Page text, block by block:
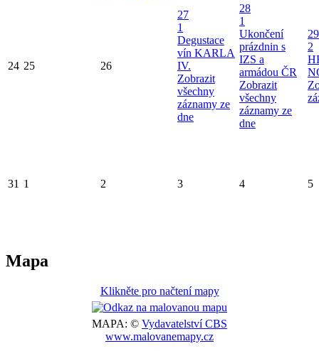
24 25 26
27
1
Degustace
vín KARLA
IV.
Zobrazit
všechny
záznamy ze
dne
28
1
Ukončení
prázdnin s
IZS a
armádou ČR
Zobrazit
všechny
záznamy ze
dne
29
2
31 1 2 3 4 5
Mapa
Klikněte pro načtení mapy
MAPA: © Vydavatelství CBS
www.malovanemapy.cz